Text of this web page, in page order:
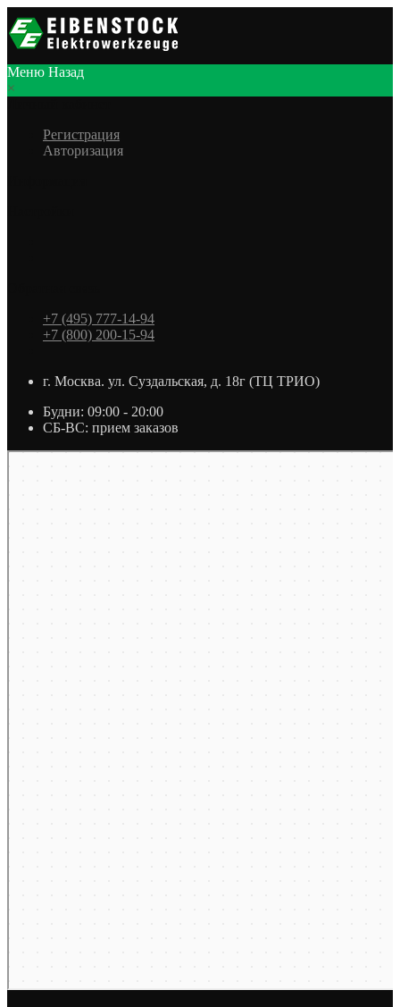
Меню Назад
×
Регистрация
Авторизация
+7 (495) 777-14-94
+7 (800) 200-15-94
г. Москва. ул. Суздальская, д. 18г (ТЦ ТРИО)
Будни: 09:00 - 20:00
СБ-ВС: прием заказов